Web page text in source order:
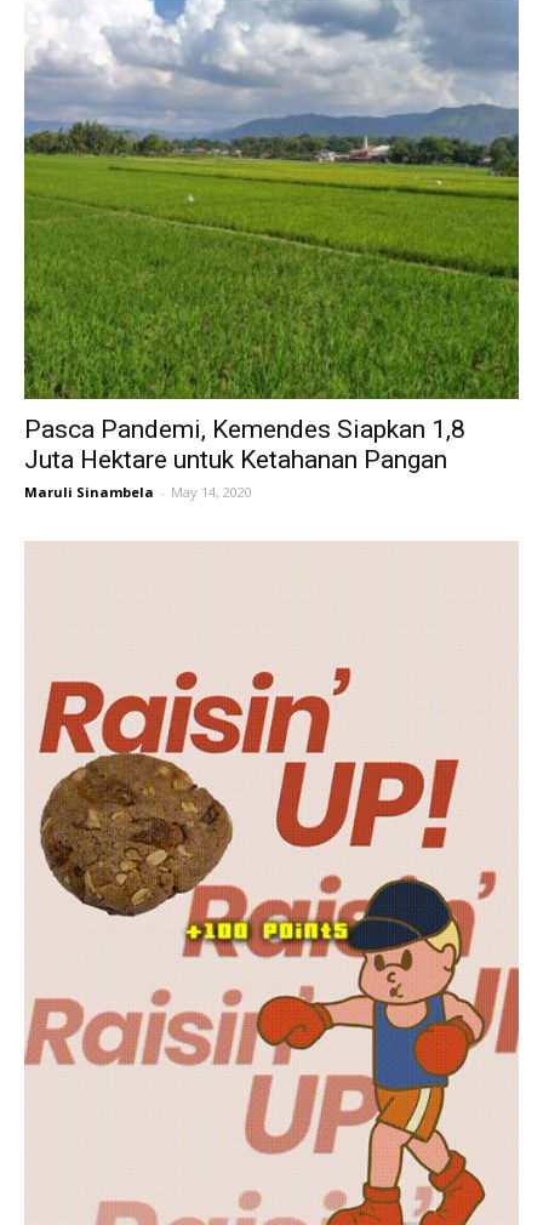
Pasca Pandemi, Kemendes Siapkan 1,8
Juta Hektare untuk Ketahanan Pangan
Maruli Sinambela - May 14, 2020